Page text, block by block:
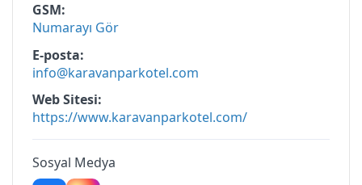
GSM
Numarayı Gör
E-posta
info@karavanparkotel.com
Web Sitesi
https://www.karavanparkotel.com/
Sosyal Medya